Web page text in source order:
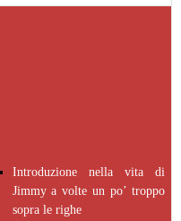
Introduzione nella vita di
Jimmy a volte un po’ troppo
sopra le righe